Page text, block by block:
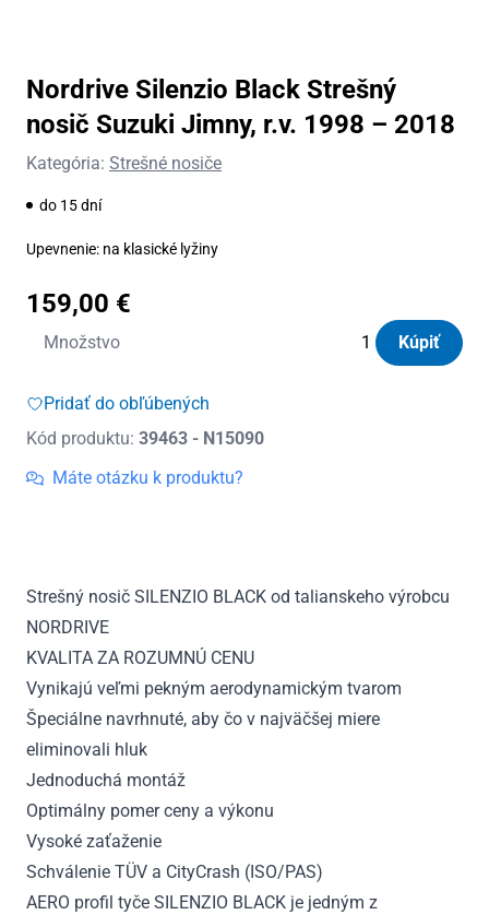
Nordrive Silenzio Black Strešný
nosič Suzuki Jimny, r.v. 1998 – 2018
Kategória: Strešné nosiče
do 15 dní
Upevnenie: na klasické lyžiny
159,00 €
Množstvo
množstvo
Silenzio
Strešný
nosič
-
2018
Kúpiť
Pridať do obľúbených
Kód produktu: 39463 - N15090
Máte otázku k produktu?
Strešný nosič SILENZIO BLACK od talianskeho výrobcu
NORDRIVE
KVALITA ZA ROZUMNÚ CENU
Vynikajú veľmi pekným aerodynamickým tvarom
Špeciálne navrhnuté, aby čo v najväčšej miere
eliminovali hluk
Jednoduchá montáž
Optimálny pomer ceny a výkonu
Vysoké zaťaženie
Schválenie TÜV a CityCrash (ISO/PAS)
AERO profil tyče SILENZIO BLACK je jedným z